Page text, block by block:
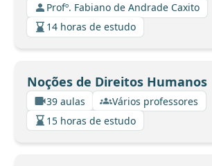
Profº. Fabiano de Andrade Caxito
14 horas de estudo
Noções de Direitos Humanos
39 aulas
Vários professores
15 horas de estudo